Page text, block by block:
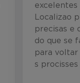
excelentes
Localizao
precisas e
do que se
para
s